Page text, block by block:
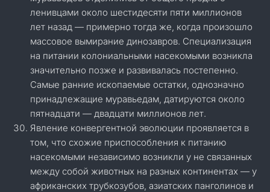
ленивцами около шестидесяти пяти миллионов
лет назад — примерно тогда же, когда произошло
массовое вымирание динозавров. Специализация
на питании колониальными насекомыми возникла
значительно позже и развивалась постепенно.
Самые ранние ископаемые остатки, однозначно
принадлежащие муравьедам, датируются около
пятнадцати — двадцати миллионов лет.
Явление конвергентной эволюции проявляется в
том, что схожие приспособления к питанию
насекомыми независимо возникли у не связанных
между собой животных на разных континентах — у
африканских трубкозубов, азиатских панголинов и